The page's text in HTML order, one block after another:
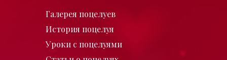
Галерея поцелуев
История поцелуя
Уроки с поцелуями